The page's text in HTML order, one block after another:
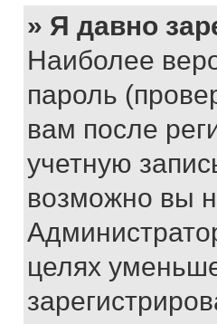
» Я давно
Наиболее
пароль
вам после
учетную
возможно вы
целях